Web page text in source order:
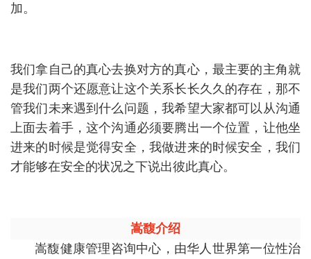
加。
我们拿自己的真心去换对方的真心，最主要的主角就
是我们两个还愿意让这个关系长长久久的存在，那不
管我们未来遇到什么问题，我希望大家都可以从沟通
上面去着手，这个沟通必须要腾出一个位置，让他坐
进来的时候是觉得安全，我做进来的时候安全，我们
才能够在安全的状况之下说出彼此真心。
嵩馥介绍
嵩馥健康管理咨询中心，由华人世界第一位性治